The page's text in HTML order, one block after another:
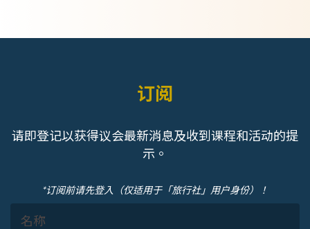
订阅
请即登记以获得议会最新消息及收到课程和活动的提
示。
*订阅前请先登入（仅适用于「旅行社」用户身份）！